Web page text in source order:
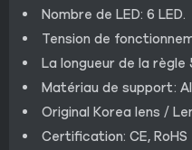
Nombre de LED: 6 LED.
Tension de
La longueur de la règle
Matériau de support:
Original Korea lens /
Certification: CE, RoHS